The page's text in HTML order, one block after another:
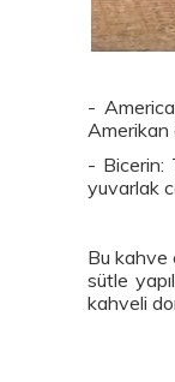
-
Amerikan
- Bicerin:
yuvarlak
Bu kahve
sütle
kahveli